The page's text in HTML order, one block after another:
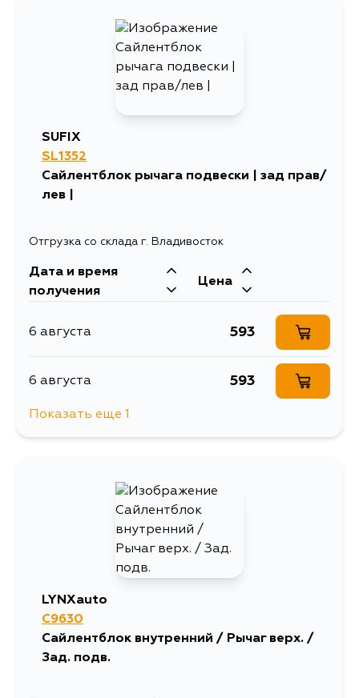
SUFIX
SL1352
Сайлентблок рычага подвески | зад прав/
лев |
Отгрузка со склада г. Владивосток
Дата и время
получения
Цена
6 августа 593
6 августа 593
Показать еще 1
LYNXauto
C9630
Сайлентблок внутренний / Рычаг верх. /
Зад. подв.